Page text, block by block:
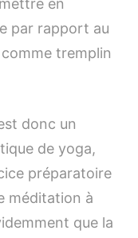
en
par rapport au
tremplin
donc un
de yoga,
préparatoire
méditation à
que la